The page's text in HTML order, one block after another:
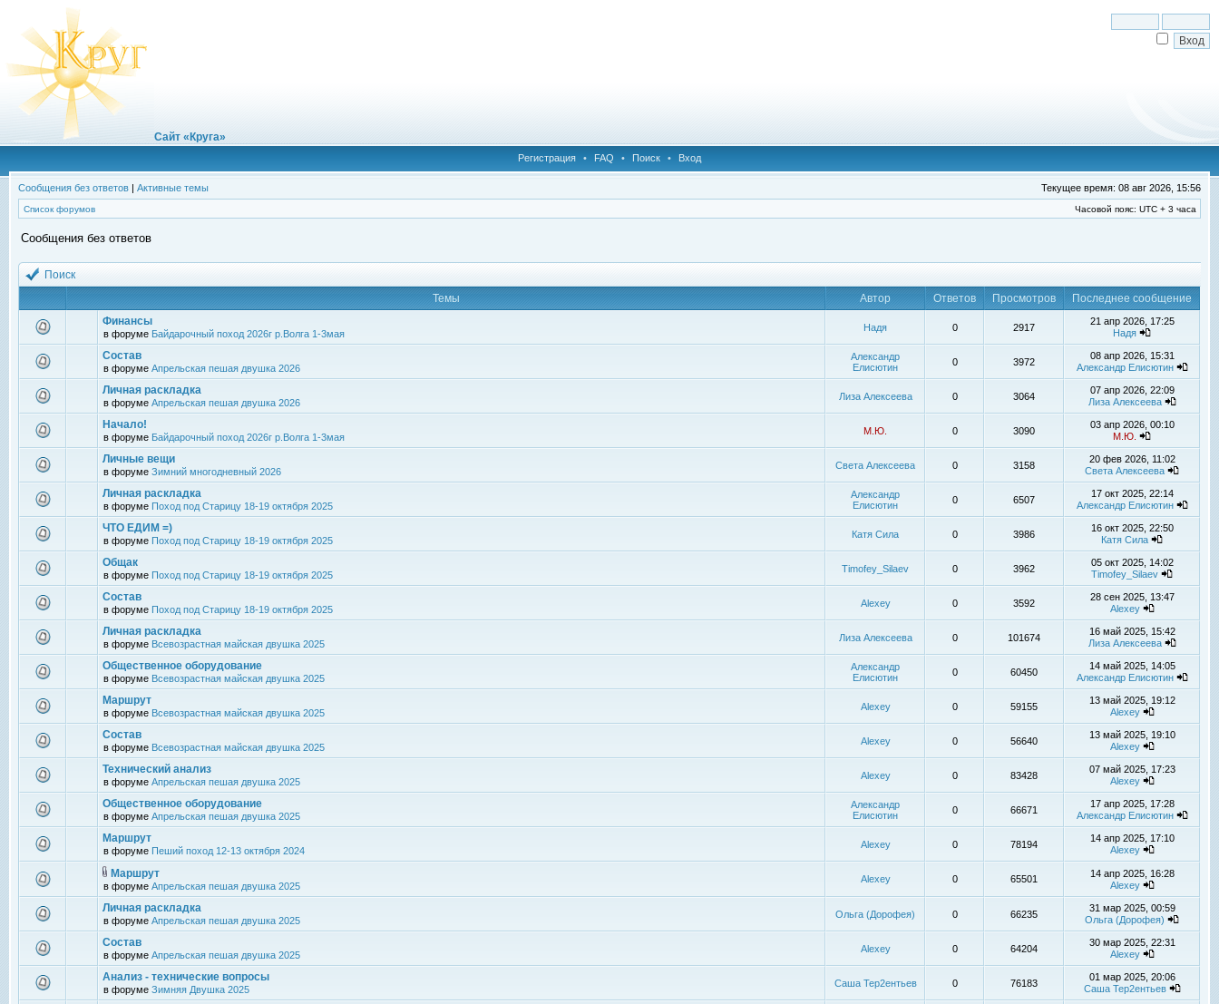
Сайт «Круга»
Регистрация • FAQ • Поиск • Вход
Сообщения без ответов | Активные темы Текущее время: 08 авг 2026, 15:56
Список форумов Часовой пояс: UTC + 3 часа
Сообщения без ответов
Поиск
Темы
Автор Ответов Просмотров
Последнее сообщение
Финансы
в форуме Байдарочный поход 2026г р.Волга 1-3мая
Надя 0 2917
21 апр 2026, 17:25
Надя
Состав
в форуме Апрельская пешая двушка 2026
Александр
Елисютин
0 3972
08 апр 2026, 15:31
Александр Елисютин
Личная раскладка
в форуме Апрельская пешая двушка 2026
Лиза Алексеева 0 3064
07 апр 2026, 22:09
Лиза Алексеева
Начало!
в форуме Байдарочный поход 2026г р.Волга 1-3мая
М.Ю. 0 3090
03 апр 2026, 00:10
М.Ю.
Личные вещи
в форуме Зимний многодневный 2026
Света Алексеева 0 3158
20 фев 2026, 11:02
Света Алексеева
Личная раскладка
в форуме Поход под Старицу 18-19 октября 2025
Александр
Елисютин
0 6507
17 окт 2025, 22:14
Александр Елисютин
ЧТО ЕДИМ =)
в форуме Поход под Старицу 18-19 октября 2025
Катя Сила 0 3986
16 окт 2025, 22:50
Катя Сила
Общак
в форуме Поход под Старицу 18-19 октября 2025
Timofey_Silaev 0 3962
05 окт 2025, 14:02
Timofey_Silaev
Состав
в форуме Поход под Старицу 18-19 октября 2025
Alexey 0 3592
28 сен 2025, 13:47
Alexey
Личная раскладка
в форуме Всевозрастная майская двушка 2025
Лиза Алексеева 0 101674
16 май 2025, 15:42
Лиза Алексеева
Общественное оборудование
в форуме Всевозрастная майская двушка 2025
Александр
Елисютин
0 60450
14 май 2025, 14:05
Александр Елисютин
Маршрут
в форуме Всевозрастная майская двушка 2025
Alexey 0 59155
13 май 2025, 19:12
Alexey
Состав
в форуме Всевозрастная майская двушка 2025
Alexey 0 56640
13 май 2025, 19:10
Alexey
Технический анализ
в форуме Апрельская пешая двушка 2025
Alexey 0 83428
07 май 2025, 17:23
Alexey
Общественное оборудование
в форуме Апрельская пешая двушка 2025
Александр
Елисютин
0 66671
17 апр 2025, 17:28
Александр Елисютин
Маршрут
в форуме Пеший поход 12-13 октября 2024
Alexey 0 78194
14 апр 2025, 17:10
Alexey
Маршрут
в форуме Апрельская пешая двушка 2025
Alexey 0 65501
14 апр 2025, 16:28
Alexey
Личная раскладка
в форуме Апрельская пешая двушка 2025
Ольга (Дорофея) 0 66235
31 мар 2025, 00:59
Ольга (Дорофея)
Состав
в форуме Апрельская пешая двушка 2025
Alexey 0 64204
30 мар 2025, 22:31
Alexey
Анализ - технические вопросы
в форуме Зимняя Двушка 2025
Саша Тер2ентьев 0 76183
01 мар 2025, 20:06
Саша Тер2ентьев